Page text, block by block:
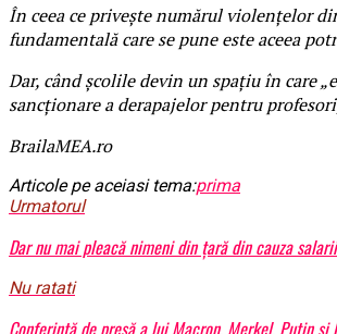
În ceea ce priveşte numărul violenţelor
fundamentală care se pune este aceea
Dar, când şcolile devin un spaţiu în care
sancţionare a derapajelor pentru
BrailaMEA.ro
Articole pe aceiasi tema:prima
Urmatorul
Dar nu mai pleacă nimeni din ţară din cauza
Nu ratati
Conferinţă de presă a lui Macron, Merkel, Putin şi